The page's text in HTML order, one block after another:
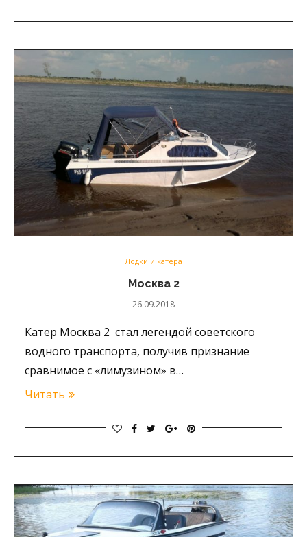
Лодки и катера
Москва 2
26.09.2018
Катер Москва 2 стал легендой советского
водного транспорта, получив признание
сравнимое с «лимузином» в…
Читать